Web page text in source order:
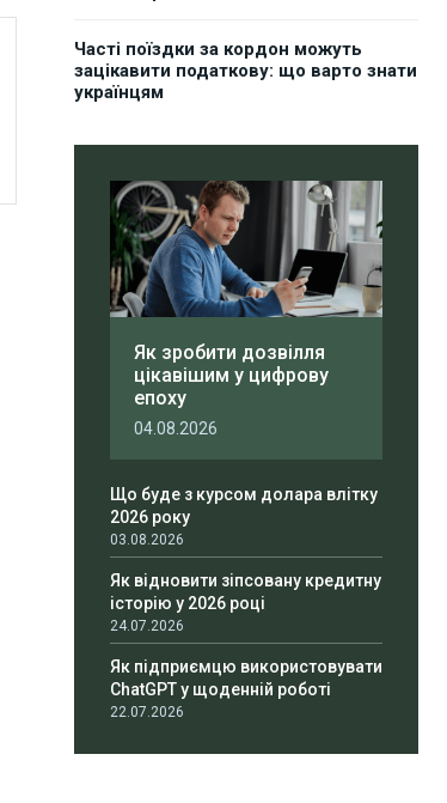
Часті поїздки за кордон можуть
зацікавити податкову: що варто знати
українцям
Як зробити дозвілля
цікавішим у цифрову
епоху
04.08.2026
Що буде з курсом долара влітку
2026 року
03.08.2026
Як відновити зіпсовану кредитну
історію у 2026 році
24.07.2026
Як підприємцю використовувати
ChatGPT у щоденній роботі
22.07.2026